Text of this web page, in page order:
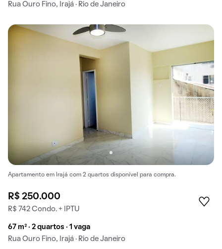
Rua Ouro Fino, Irajá · Rio de Janeiro
Apartamento em Irajá com 2 quartos disponível para compra.
R$ 250.000
R$ 742 Condo. + IPTU
67 m² · 2 quartos · 1 vaga
Rua Ouro Fino, Irajá · Rio de Janeiro